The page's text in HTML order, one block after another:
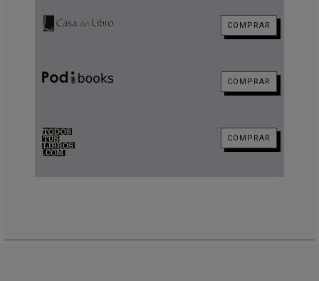
COMPRAR
COMPRAR
COMPRAR